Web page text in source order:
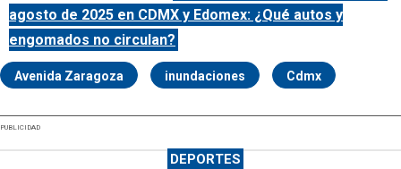
agosto de 2025 en CDMX y Edomex: ¿Qué autos y
engomados no circulan?
Avenida Zaragoza inundaciones Cdmx
PUBLICIDAD
DEPORTES